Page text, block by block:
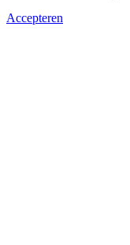
Accepteren